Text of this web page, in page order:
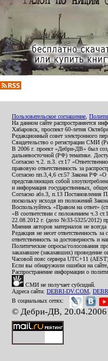
Пользовательское соглашение
На данном сайте распространяется
Хабаровск, проспект 60-летия
Редакционный совет
Свидетельство о регистрации СМИ
В 2006 г. проект «Дебри-ДВ» был
дальневосточной (РФ) тематике.
Согласно ч.2. п.3. ст.17
правовую ответственность за
Согласно пп.3,4,6 ст.57 Закона РФ «О
представляющих собой
и информация государственных,
Согласно абз.3, п.13 Постановления
поскольку исходя из положений
Воспользуйтесь «Правом на ответ»
«В соответствии с положением ч.3
22.08.2012 г. (дело №33-5325/2012)
Мнения авторов материалов не
Редакция не несет ответственность
ответственность за достоверность и
Политические опросы/голосования
заказавшее (заказавших) проведение
Часовой пояс сервера UTC+11
Если вы обнаружили ошибки на сайте,
Распространение информации о
СМИ не получает субсидий.
Адреса сайта: DEBRI-DV.COM
В социальных сетях:
© Дебри-ДВ, 20.04.2006